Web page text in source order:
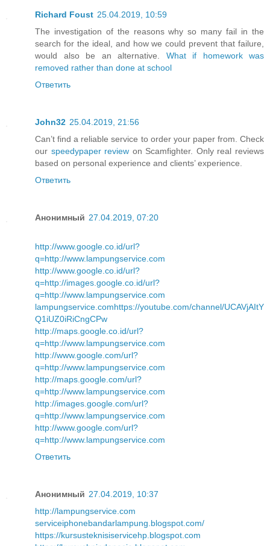
Richard Foust 25.04.2019, 10:59
The investigation of the reasons why so many fail in the
search for the ideal, and how we could prevent that failure,
would also be an alternative. What if homework was
removed rather than done at school
Ответить
John32 25.04.2019, 21:56
Can’t find a reliable service to order your paper from. Check
our speedypaper review on Scamfighter. Only real reviews
based on personal experience and clients’ experience.
Ответить
Анонимный 27.04.2019, 07:20
http://www.google.co.id/url?
q=http://www.lampungservice.com
http://www.google.co.id/url?
q=http://images.google.co.id/url?
q=http://www.lampungservice.com
lampungservice.comhttps://youtube.com/channel/UCAVjAItY
Q1iUZ0iRiCngCPw
http://maps.google.co.id/url?
q=http://www.lampungservice.com
http://www.google.com/url?
q=http://www.lampungservice.com
http://maps.google.com/url?
q=http://www.lampungservice.com
http://images.google.com/url?
q=http://www.lampungservice.com
http://www.google.com/url?
q=http://www.lampungservice.com
Ответить
Анонимный 27.04.2019, 10:37
http://lampungservice.com
serviceiphonebandarlampung.blogspot.com/
https://kursusteknisiservicehp.blogspot.com